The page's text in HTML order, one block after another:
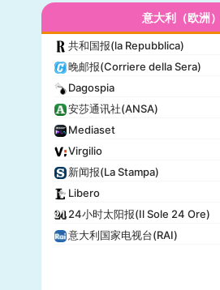
意大利（欧洲）
共和国报(la Repubblica)
晚邮报(Corriere della Sera)
Dagospia
安莎通讯社(ANSA)
Mediaset
Virgilio
新闻报(La Stampa)
Libero
24小时太阳报(Il Sole 24 Ore)
意大利国家电视台(RAI)